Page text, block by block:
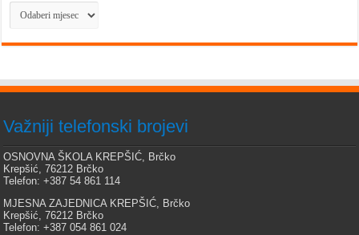
Arhiva
Važniji telefonski brojevi
OSNOVNA ŠKOLA KREPŠIĆ, Brčko
Krepšić, 76212 Brčko
Telefon: +387 54 861 114
MJESNA ZAJEDNICA KREPŠIĆ, Brčko
Krepšić, 76212 Brčko
Telefon: +387 054 861 024